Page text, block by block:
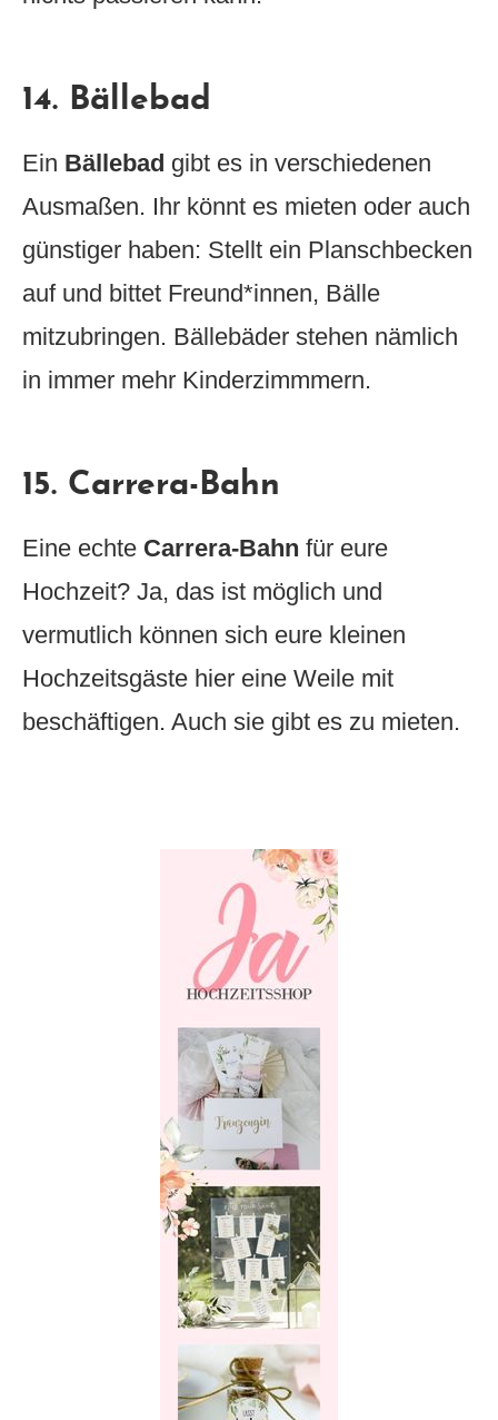
14. Bällebad
Ein Bällebad gibt es in verschiedenen
Ausmaßen. Ihr könnt es mieten oder auch
günstiger haben: Stellt ein Planschbecken
auf und bittet Freund*innen, Bälle
mitzubringen. Bällebäder stehen nämlich
in immer mehr Kinderzimmmern.
15. Carrera-Bahn
Eine echte Carrera-Bahn für eure
Hochzeit? Ja, das ist möglich und
vermutlich können sich eure kleinen
Hochzeitsgäste hier eine Weile mit
beschäftigen. Auch sie gibt es zu mieten.